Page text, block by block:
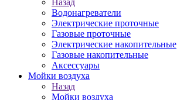
Назад
Водонагреватели
Электрические проточные
Газовые проточные
Электрические накопительные
Газовые накопительные
Аксессуары
Мойки воздуха
Назад
Мойки воздуха